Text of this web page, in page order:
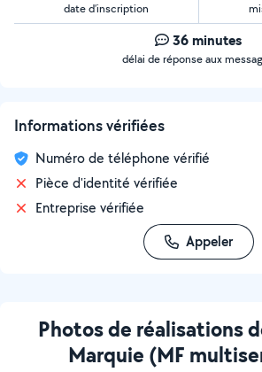
date d’inscription
36 minutes
délai de réponse aux
Informations vérifiées
Numéro de téléphone vérifié
Pièce d'identité vérifiée
Entreprise vérifiée
Appeler
Photos de réalisations
Marquie (MF